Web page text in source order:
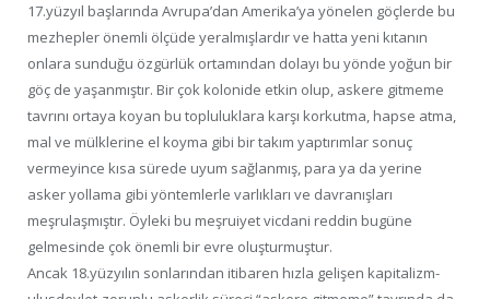
17.yüzyıl başlarında Avrupa’dan Amerika’ya yönelen göçlerde bu
mezhepler önemli ölçüde yeralmışlardır ve hatta yeni kıtanın
onlara sunduğu özgürlük ortamından dolayı bu yönde yoğun bir
göç de yaşanmıştır. Bir çok kolonide etkin olup, askere gitmeme
tavrını ortaya koyan bu topluluklara karşı korkutma, hapse atma,
mal ve mülklerine el koyma gibi bir takım yaptırımlar sonuç
vermeyince kısa sürede uyum sağlanmış, para ya da yerine
asker yollama gibi yöntemlerle varlıkları ve davranışları
meşrulaşmıştır. Öyleki bu meşruiyet vicdani reddin bugüne
gelmesinde çok önemli bir evre oluşturmuştur.
Ancak 18.yüzyılın sonlarından itibaren hızla gelişen kapitalizm-